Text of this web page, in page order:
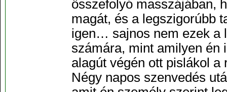
összefolyó masszájában,
magát, és a legszigorúbb
igen… sajnos nem ezek a
számára, mint amilyen én
alagút végén ott pislákol a
Négy napos szenvedés